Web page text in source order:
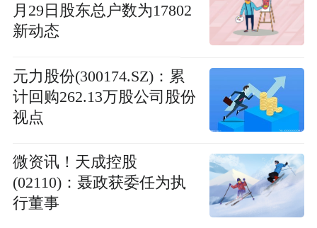
月29日股东总户数为17802
新动态
元力股份(300174.SZ)：累
计回购262.13万股公司股份
视点
微资讯！天成控股
(02110)：聂政获委任为执
行董事